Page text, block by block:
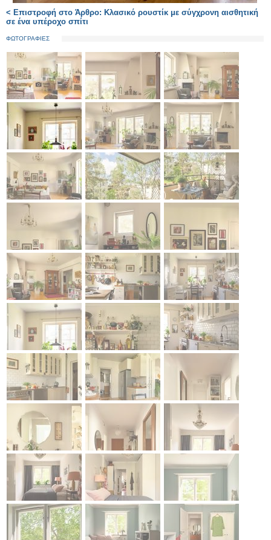
< Επιστροφή στο Άρθρο: Κλασικό ρουστίκ με σύγχρονη αισθητική
σε ένα υπέροχο σπίτι
ΦΩΤΟΓΡΑΦΙΕΣ